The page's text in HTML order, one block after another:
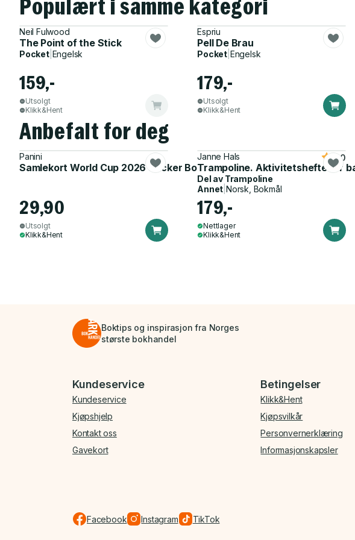
Populært i samme kategori
Neil Fulwood
The Point of the Stick
Pocket| Engelsk
159,-
Utsolgt
Klikk&Hent
Espriu
Pell De Brau
Pocket| Engelsk
179,-
Utsolgt
Klikk&Hent
Anbefalt for deg
Panini
Samlekort World Cup 2026 Sticker Booster
29,90
Utsolgt
Klikk&Hent
Janne Hals
Trampoline. Aktivitetshefte for
5.0
Del av Trampoline
Annet Norsk, Bokmål
179,-
Nettlager
Klikk&Hent
Boktips og inspirasjon fra Norges
største bokhandel
Bunnmeny
Kundeservice
Kundeservice
Kjøpshjelp
Kontakt oss
Gavekort
Betingelser
Klikk&Hent
Kjøpsvilkår
Personvernerklæring
Informasjonskapsler
Facebook Instagram TikTok